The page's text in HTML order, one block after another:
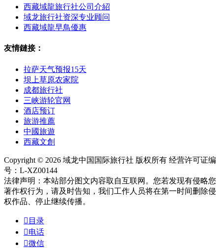
西藏域龍旅行社公司介紹
域龙旅行社资深专业顾问
西藏域龍早鳥優惠
友情鏈接：
拉萨天气预报15天
坝上草原农家院
成都旅行社
三峡游轮官网
酒店预订
旅游推薦
中國旅遊
西藏文創
Copyright © 2026 域龙中国国际旅行社 版权所有 经营许可证编
号：L-XZ00144
法律声明：本站部分图文内容取自互联网。您若发现有侵略您
著作权行为，请及时告知，我们工作人员将在第一时间删除侵
权作品、停止继续传播。
 目录
电话
微信